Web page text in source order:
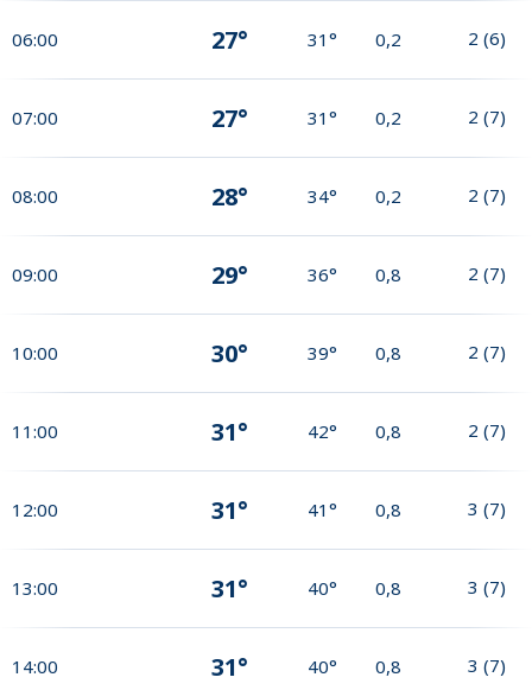
06:00 27° 31° 0,2 2 (6)
07:00 27° 31° 0,2 2 (7)
08:00 28° 34° 0,2 2 (7)
09:00 29° 36° 0,8 2 (7)
10:00 30° 39° 0,8 2 (7)
11:00 31° 42° 0,8 2 (7)
12:00 31° 41° 0,8 3 (7)
13:00 31° 40° 0,8 3 (7)
14:00 31° 40° 0,8 3 (7)